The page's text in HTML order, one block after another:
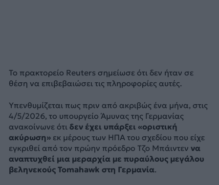
Το πρακτορείο Reuters σημείωσε ότι δεν ήταν σε
θέση να επιβεβαιώσει τις πληροφορίες αυτές.
Υπενθυμίζεται πως πριν από ακριβώς ένα μήνα, στις
4/5/2026, το υπουργείο Άμυνας της Γερμανίας
ανακοίνωνε ότι δεν έχει υπάρξει «οριστική
ακύρωση»εκ μέρους των ΗΠΑ του σχεδίου που είχε
εγκριθεί από τον πρώην πρόεδρο Τζο Μπάιντεν να
αναπτυχθεί μια μεραρχία με πυραύλους μεγάλου
βεληνεκούς Tomahawk στη Γερμανία.